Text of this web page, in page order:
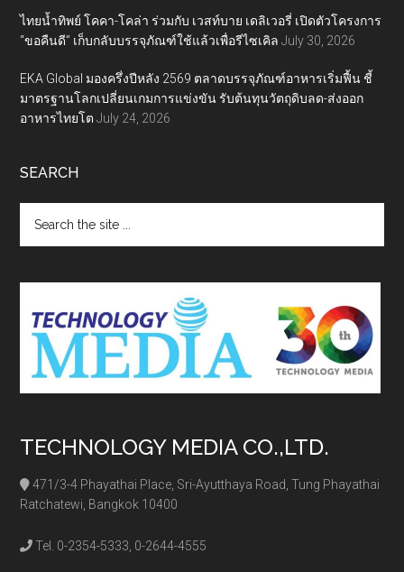
ไทยน้ำทิพย์ โคคา-โคล่า ร่วมกับ เวสท์บาย เดลิเวอรี่ เปิดตัวโครงการ
“ขอคืนดี” เก็บกลับบรรจุภัณฑ์ใช้แล้วเพื่อรีไซเคิล July 30, 2026
EKA Global มองครึ่งปีหลัง 2569 ตลาดบรรจุภัณฑ์อาหารเริ่มฟื้น ชี้
มาตรฐานโลกเปลี่ยนเกมการแข่งขัน รับต้นทุนวัตถุดิบลด-ส่งออก
อาหารไทยโต July 24, 2026
SEARCH
the
TECHNOLOGY MEDIA CO.,LTD.
471/3-4 Phayathai Place, Sri-Ayutthaya Road, Tung Phayathai
Ratchatewi, Bangkok 10400
Tel. 0-2354-5333, 0-2644-4555